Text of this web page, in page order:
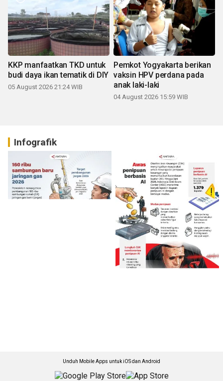
KKP manfaatkan TKD untuk
budi daya ikan tematik di DIY
05 August 2026 21:24 WIB
Pemkot Yogyakarta berikan
vaksin HPV perdana pada
anak laki-laki
04 August 2026 15:59 WIB
Infografik
Unduh Mobile Apps untuk iOS dan Android